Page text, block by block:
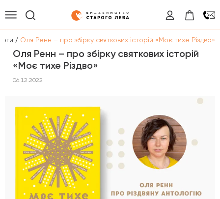
/ Оля Ренн – про збірку святкових історій «Моє тихе Різдво»
Оля Ренн – про збірку святкових історій
«Моє тихе Різдво»
06.12.2022